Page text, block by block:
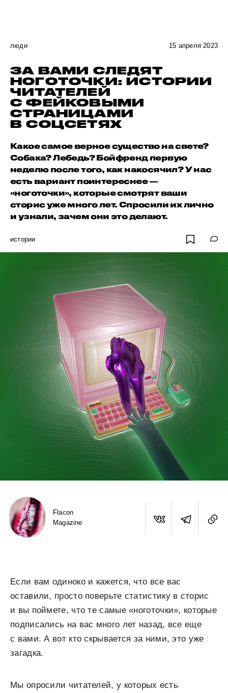
люди 15 апреля 2023
ЗА ВАМИ СЛЕДЯТ
НОГОТОЧКИ: ИСТОРИИ
ЧИТАТЕЛЕЙ
С ФЕЙКОВЫМИ
СТРАНИЦАМИ
В СОЦСЕТЯХ
Какое самое верное существо на свете?
Собака? Лебедь? Бойфренд первую
неделю после того, как накосячил? У нас
есть вариант поинтереснее —
«ноготочки», которые смотрят ваши
сторис уже много лет. Спросили их лично
и узнали, зачем они это делают.
истории
Flacon
Magazine
Если вам одиноко и кажется, что все вас
оставили, просто поверьте статистику в сторис
и вы поймете, что те самые «ноготочки», которые
подписались на вас много лет назад, все еще
с вами. А вот кто скрывается за ними, это уже
загадка.
Мы опросили читателей, у которых есть